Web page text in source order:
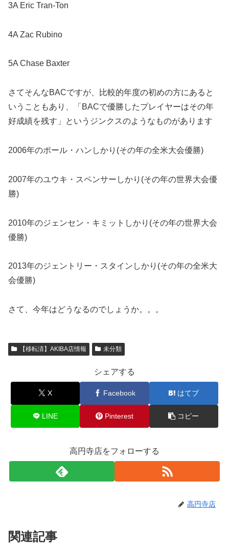
3A Eric Tran-Ton
4A Zac Rubino
5A Chase Baxter
さてそんなBACですが、比較的年度の初めの方にあると
いうこともあり、「BACで優勝したプレイヤーはその年
好成績を残す」というジンクスのようなものがあります
2006年のポール・ハンしかり(その年の全米大会優勝)
2007年のユウキ・スペンサーしかり(その年の世界大会優
勝)
2010年のジェンセン・キミットしかり(その年の世界大会
優勝)
2013年のジェントリー・スタインしかり(その年の全米大
会優勝)
さて、今年はどうなるのでしょうか。。。
【移転済】AKIBA店情報 未分類
シェアする
X Facebook はてブ
LINE Pinterest コピー
高円寺店をフォローする
高円寺店
関連記事